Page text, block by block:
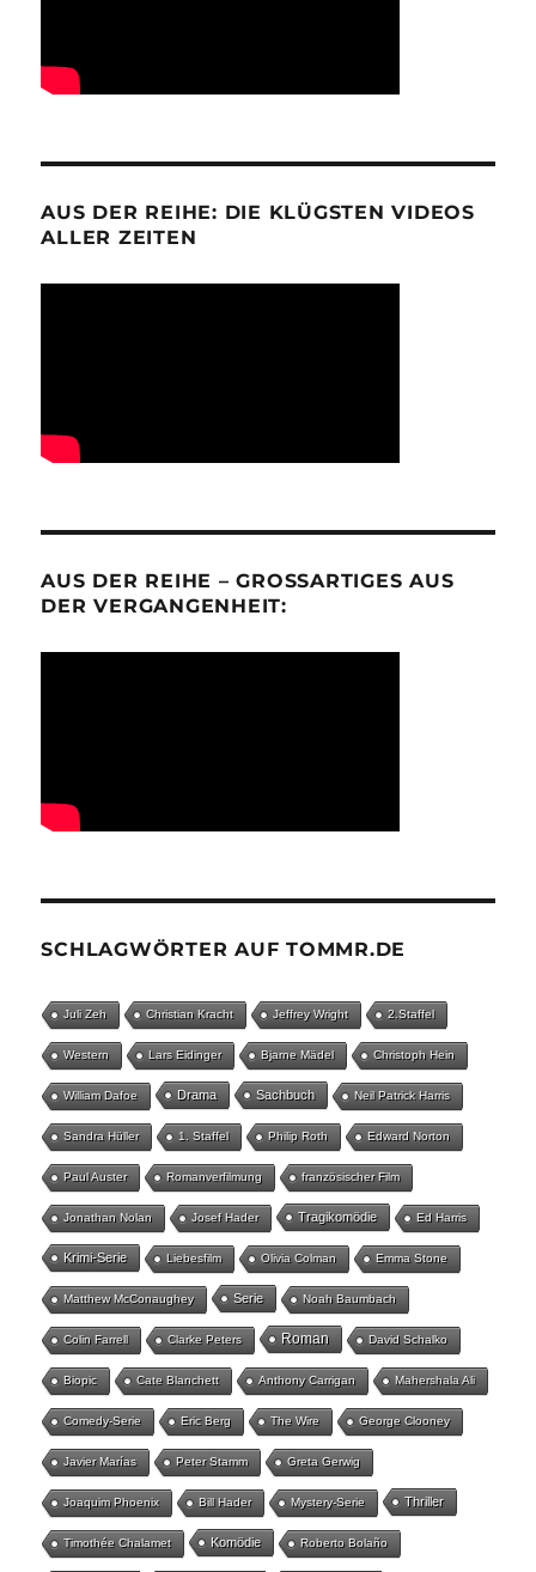
AUS DER REIHE: DIE KLÜGSTEN VIDEOS
ALLER ZEITEN
AUS DER REIHE – GROSSARTIGES AUS D
ER VERGANGENHEIT:
SCHLAGWÖRTER AUF TOMMR.DE
Juli Zeh Christian Kracht Jeffrey Wright 2.Staffel
Western Lars Eidinger Bjarne Mädel Christoph Hein
William Dafoe Drama Sachbuch Neil Patrick Harris
Sandra Hüller 1. Staffel Philip Roth Edward Norton
Paul Auster Romanverfilmung französischer Film
Jonathan Nolan Josef Hader Tragikomödie Ed Harris
Krimi-Serie Liebesfilm Olivia Colman Emma Stone
Matthew McConaughey Serie Noah Baumbach
Colin Farrell Clarke Peters Roman David Schalko
Biopic Cate Blanchett Anthony Carrigan Mahershala Ali
Comedy-Serie Eric Berg The Wire George Clooney
Javier Marías Peter Stamm Greta Gerwig
Joaquim Phoenix Bill Hader Mystery-Serie Thriller
Timothée Chalamet Komödie Roberto Bolaño